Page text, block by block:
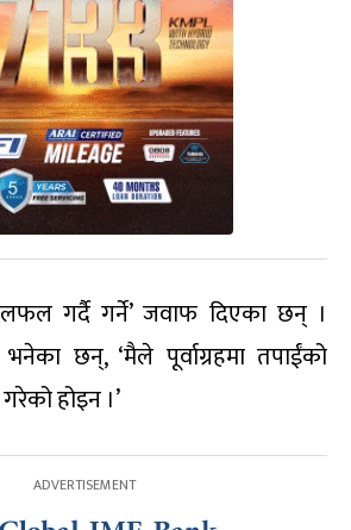
गर्दै गर्ने’ जवाफ दिएका छन् ।
छन्, ‘मैले पूर्वाग्रहमा तपाईंको
होइन ।’